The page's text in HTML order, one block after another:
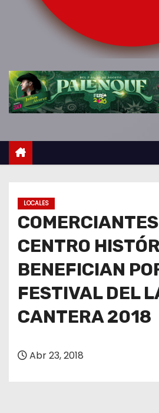
LOCALES
CENTRO
BENEFICIAN
FESTIVAL DEL
CANTERA 2018
Abr 23, 2018